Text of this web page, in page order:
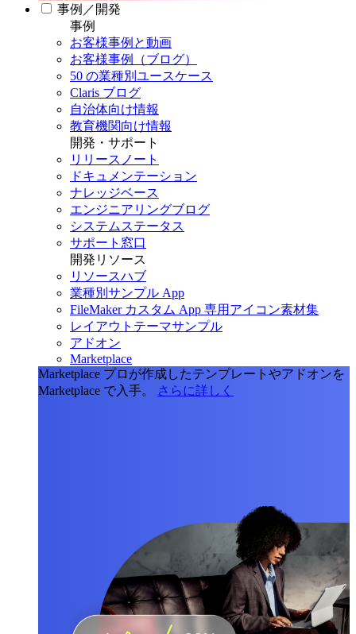
事例／開発
事例
お客様事例と動画
お客様事例（ブログ）
50 の業種別ユースケース
Claris ブログ
自治体向け情報
教育機関向け情報
開発・サポート
リリースノート
ドキュメンテーション
ナレッジベース
エンジニアリングブログ
システムステータス
サポート窓口
開発リソース
リソースハブ
業種別サンプル App
FileMaker カスタム App 専用アイコン素材集
レイアウトテーマサンプル
アドオン
Marketplace
Marketplace プロが作成したテンプレートやアドオンを
Marketplace で入手。
さらに詳しく